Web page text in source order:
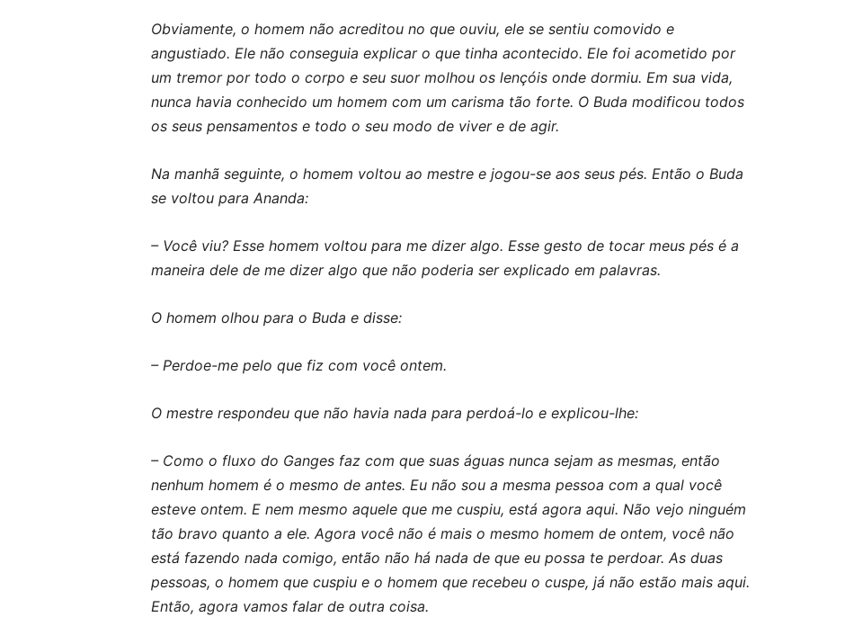
Obviamente, o homem não acreditou no que ouviu, ele se sentiu comovido e
angustiado. Ele não conseguia explicar o que tinha acontecido. Ele foi acometido por
um tremor por todo o corpo e seu suor molhou os lençóis onde dormiu. Em sua vida,
nunca havia conhecido um homem com um carisma tão forte. O Buda modificou todos
os seus pensamentos e todo o seu modo de viver e de agir.
Na manhã seguinte, o homem voltou ao mestre e jogou-se aos seus pés. Então o Buda
se voltou para Ananda:
– Você viu? Esse homem voltou para me dizer algo. Esse gesto de tocar meus pés é a
maneira dele de me dizer algo que não poderia ser explicado em palavras.
O homem olhou para o Buda e disse:
– Perdoe-me pelo que fiz com você ontem.
O mestre respondeu que não havia nada para perdoá-lo e explicou-lhe:
– Como o fluxo do Ganges faz com que suas águas nunca sejam as mesmas, então
nenhum homem é o mesmo de antes. Eu não sou a mesma pessoa com a qual você
esteve ontem. E nem mesmo aquele que me cuspiu, está agora aqui. Não vejo ninguém
tão bravo quanto a ele. Agora você não é mais o mesmo homem de ontem, você não
está fazendo nada comigo, então não há nada de que eu possa te perdoar. As duas
pessoas, o homem que cuspiu e o homem que recebeu o cuspe, já não estão mais aqui.
Então, agora vamos falar de outra coisa.